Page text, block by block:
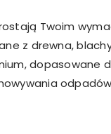
Twoim
z drewna,
dopasowane